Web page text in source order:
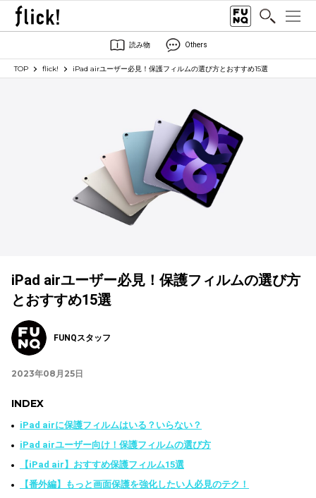
読み物 Others
TOP flick! iPad airユーザー必見！保護フィルムの選び方とおすすめ15選
iPad airユーザー必見！保護フィルムの選び方
とおすすめ15選
FUNQスタッフ
2023年08月25日
INDEX
iPad airに保護フィルムはいる？いらない？
iPad airユーザー向け！保護フィルムの選び方
【iPad air】おすすめ保護フィルム15選
【番外編】もっと画面保護を強化したい人必見のテク！